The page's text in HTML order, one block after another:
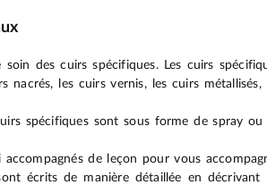
des cuirs spécifiques. Les cuirs
nacrés, les cuirs vernis, les cuirs métallisés,
spécifiques sont sous forme de spray ou
accompagnés de leçon pour vous
écrits de manière détaillée en décrivant